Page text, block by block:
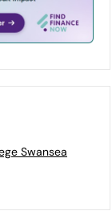
Swansea